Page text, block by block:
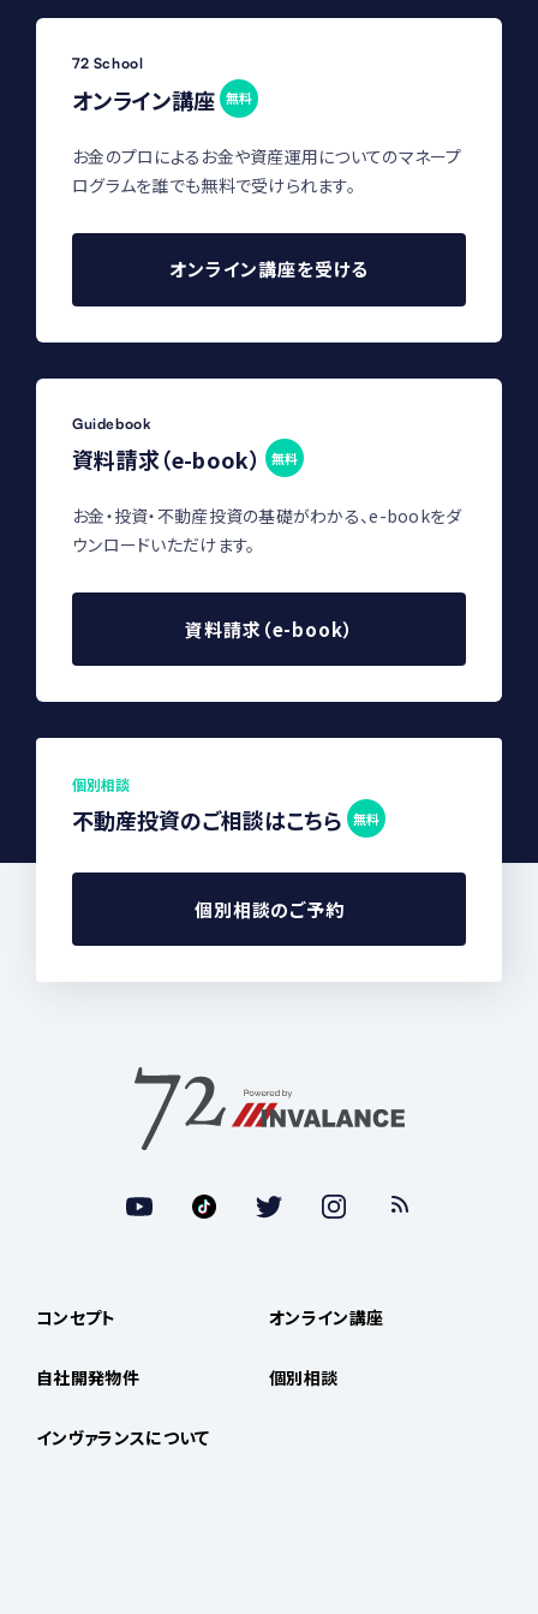
72 School
オンライン講座 無料
お金のプロによるお金や資産運用についてのマネープ
ログラムを誰でも無料で受けられます。
オンライン講座を受ける
Guidebook
資料請求（e-book） 無料
お金・投資・不動産投資の基礎がわかる、e-bookをダ
ウンロードいただけます。
資料請求（e-book）
個別相談
不動産投資のご相談はこちら 無料
個別相談のご予約
コンセプト
自社開発物件
インヴァランスについて
オンライン講座
個別相談